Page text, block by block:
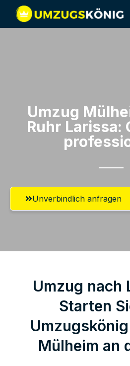
Umzug
Ruhr​ Larissa:
Unverbindlich anfragen
Umzug nach
Starten
Mülheim an